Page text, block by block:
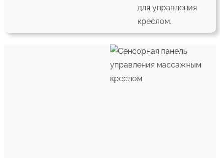
для управления
креслом.